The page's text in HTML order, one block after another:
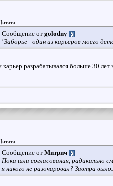
Сообщение от golodny
"Заборье - один из карьеров моего
карьер разрабатывался больше 30
Сообщение от Митрич
Пока шли согласования, радикально
я никого не разочаровал? Завтра